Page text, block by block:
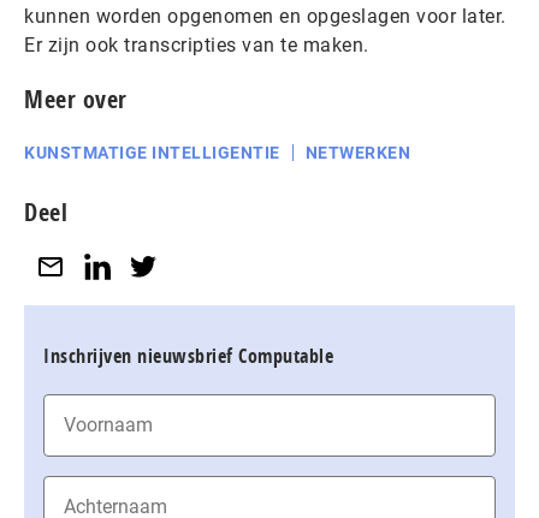
kunnen worden opgenomen en opgeslagen voor later.
Er zijn ook transcripties van te maken.
Meer over
KUNSTMATIGE INTELLIGENTIE NETWERKEN
Deel
Inschrijven nieuwsbrief Computable